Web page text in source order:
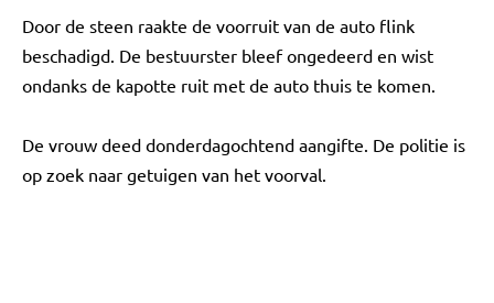
Door de steen raakte de voorruit van de auto flink
beschadigd. De bestuurster bleef ongedeerd en wist
ondanks de kapotte ruit met de auto thuis te komen.
De vrouw deed donderdagochtend aangifte. De politie is
op zoek naar getuigen van het voorval.